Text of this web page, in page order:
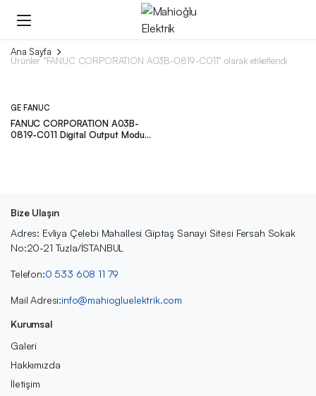
Ana Sayfa
Ürünler “FANUC CORPORATION A03B-0819-C011” olarak etiketlendi
GE FANUC
FANUC CORPORATION A03B-
0819-C011 Digital Output Module
Bize Ulaşın
Adres: Evliya Çelebi Mahallesi Giptaş Sanayi Sitesi Fersah Sokak
No:20-21 Tuzla/İSTANBUL
Telefon:0 533 608 11 79
Mail Adresi:info@mahiogluelektrik.com
Kurumsal
Galeri
Hakkımızda
İletişim